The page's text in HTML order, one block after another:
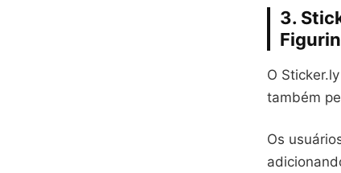
3.
O
também
Os